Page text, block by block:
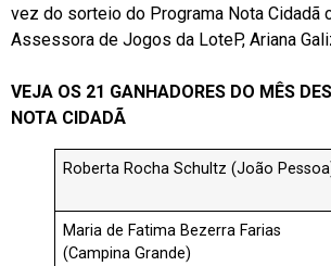
vez do sorteio do Programa Nota Cidadã
Assessora de Jogos da LoteP, Ariana
VEJA OS 21 GANHADORES DO MÊS
NOTA CIDADÃ
Roberta Rocha Schultz (João
Maria de Fatima Bezerra Farias
(Campina Grande)